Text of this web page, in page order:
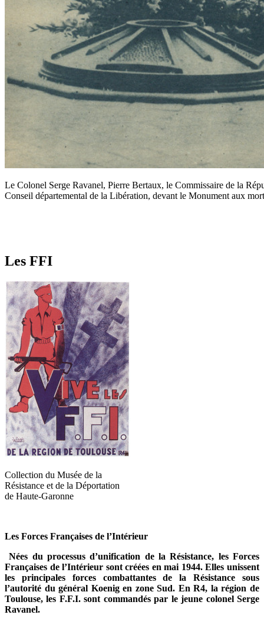
Le Colonel Serge Ravanel, Pierre Bertaux, le Commissaire de la
Conseil départemental de la Libération, devant le Monument aux
Les FFI
Collection du Musée de la
Résistance et de la Déportation
de Haute-Garonne
Les Forces Françaises de l’Intérieur
Nées du processus d’unification de la Résistance, les Forces
Françaises de l’Intérieur sont créées en mai 1944. Elles unissent
les principales forces combattantes de la Résistance sous
l’autorité du général Koenig en zone Sud. En R4, la région de
Toulouse, les F.F.I. sont commandés par le jeune colonel Serge
Ravanel.